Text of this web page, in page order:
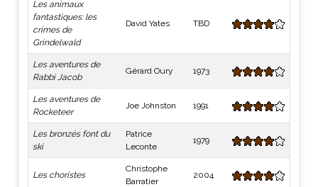
Les animaux
fantastiques: les
crimes de
Grindelwald
David Yates TBD
Les aventures de
Rabbi Jacob
Gérard Oury 1973
Les aventures de
Rocketeer
Joe Johnston 1991
Les bronzés font du
ski
Patrice
Leconte
1979
Les choristes
Christophe
Barratier
2004